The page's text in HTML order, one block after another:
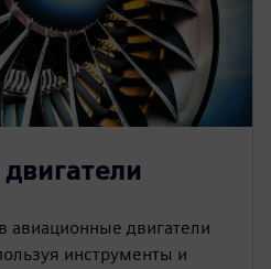
авиационные двигатели
инструменты и